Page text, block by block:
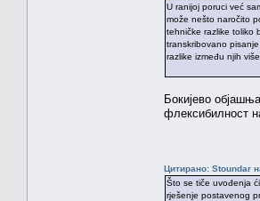
U ranijoj poruci već
može nešto naročito
tehničke razlike toliko
transkribovano
razlike između njih
Бокијево
флексибилност
Цитирано: Stoundar
Što se tiče uvođenja
rješenje postavenog